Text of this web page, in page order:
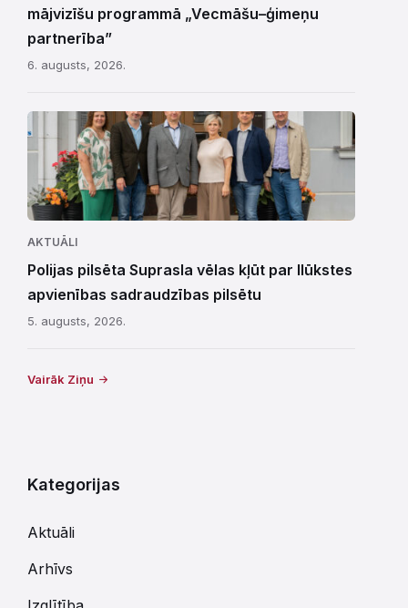
mājvizīšu programmā „Vecmāšu–ģimeņu
partnerība”
6. augusts, 2026.
AKTUĀLI
Polijas pilsēta Suprasla vēlas kļūt par Ilūkstes
apvienības sadraudzības pilsētu
5. augusts, 2026.
Vairāk Ziņu
Kategorijas
Aktuāli
Arhīvs